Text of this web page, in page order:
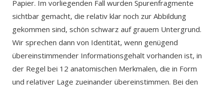
Papier. Im vorliegenden Fall wurden Spurenfragmente
sichtbar gemacht, die relativ klar noch zur Abbildung
gekommen sind, schön schwarz auf grauem Untergrund.
Wir sprechen dann von Identität, wenn genügend
übereinstimmender Informationsgehalt vorhanden ist, in
der Regel bei 12 anatomischen Merkmalen, die in Form
und relativer Lage zueinander übereinstimmen. Bei den